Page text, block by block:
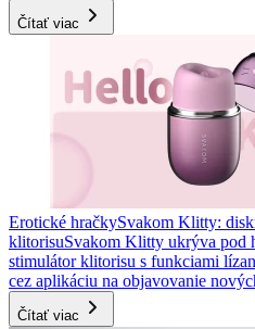
Čítať viac
Erotické hračkySvakom Klitty:
klitorisuSvakom Klitty ukrýva pod
stimulátor klitorisu s funkciami
cez aplikáciu na objavovanie
Čítať viac